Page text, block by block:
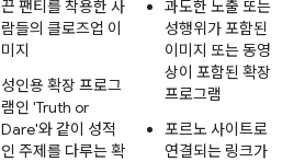
끈 팬티를 착용한 사
람들의 클로즈업 이
미지
성인용 확장 프로그
램인 'Truth or
Dare'와 같이 성적
인 주제를 다루는 확
과도한 노출 또는
성행위가 포함된
이미지 또는 동영
상이 포함된 확장
프로그램
포르노 사이트로
연결되는 링크가